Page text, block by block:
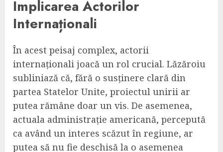
Implicarea Actorilor
Internaționali
În acest peisaj complex, actorii
internaționali joacă un rol crucial. Lăzăroiu
subliniază că, fără o susținere clară din
partea Statelor Unite, proiectul unirii ar
putea rămâne doar un vis. De asemenea,
actuala administrație americană, percepută
ca având un interes scăzut în regiune, ar
putea să nu fie deschisă la o asemenea